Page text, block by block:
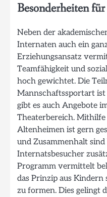
Besonderheiten
Neben der
Internaten auch ein
Erziehungsansatz
Teamfähigkeit und
hoch gewichtet. Die
Mannschaftssportart
gibt es auch Angebote
Theaterbereich.
Altenheimen ist gern
und Zusammenhalt
Internatsbesucher
Programm vermittelt
das Prinzip aus Kindern
zu formen. Dies gelingt